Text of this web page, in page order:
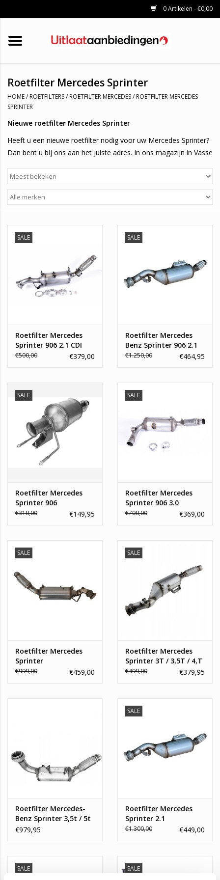
0 Artikelen - €0,00
HOME
KATALYSATOREN
UNIVERSELE UITLAATDELEN
MERKEN
Roetfilter Mercedes Sprinter
HOME/ ROETFILTERS/ ROETFILTER MERCEDES/ ROETFILTER MERCEDES
SPRINTER
Nieuwe roetfilter Mercedes Sprinter
Heeft u een nieuwe roetfilter nodig voor uw Mercedes Sprinter?
Dan bent u bij ons aan het juiste adres. In ons magazijn in Vasse
gegarandeerd is. (Indien het artikel op voorraad is).
Welke roetfilter heb ik nodig?
Via de zoekbalk kunt u zoeken met een origineel nummer,
ons via de volgende kanalen:
06-13626597 (whatsapp)
SALE
Roetfilter Mercedes
Sprinter 906 2.1 CDI
€500,00 €379,00
SALE
Roetfilter Mercedes
Benz Sprinter 906 2.1
CDi
€1.250,00 €464,95
SALE
Roetfilter Mercedes
Sprinter 906
€310,00 €149,95
SALE
Roetfilter Mercedes
Sprinter 906 3.0
€700,00 €369,00
SALE
Roetfilter Mercedes
Sprinter
3T/3,5T/3,6T/5T
€999,00 €459,00
SALE
Roetfilter Mercedes
Sprinter 3T / 3,5T / 4,T
/ 5T
€499,00 €379,95
Roetfilter Mercedes-
Benz Sprinter 3,5t / 5t
€979,95
SALE
Roetfilter Mercedes
Sprinter 2.1
€1.300,00 €449,00
SALE SALE